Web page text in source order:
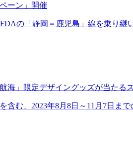
ーン」開催
の「静岡＝鹿児島」線を乗り
」限定デザイングッズが当たる
含む、2023年8月8日～11月7日